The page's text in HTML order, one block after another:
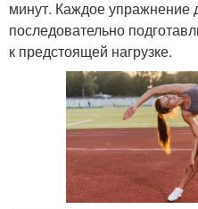
минут. Каждое упражнение
последовательно
к предстоящей нагрузке.